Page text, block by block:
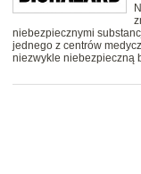
niebezpiecznymi
jednego z centrów
niezwykle niebezpieczną